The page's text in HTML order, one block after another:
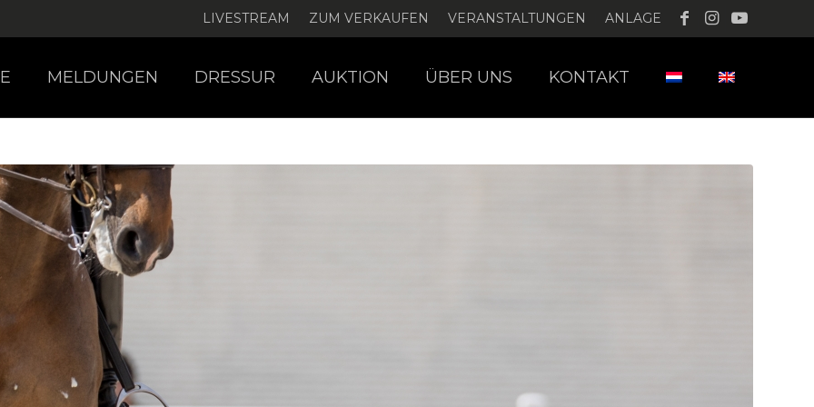
LIVESTREAM ZUM VERKAUFEN VERANSTALTUNGEN ANLAGE
MELDUNGEN DRESSUR AUKTION ÜBER UNS KONTAKT